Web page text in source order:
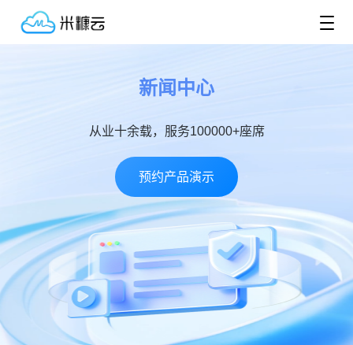
新闻中心
从业十余载，服务100000+座席
预约产品演示